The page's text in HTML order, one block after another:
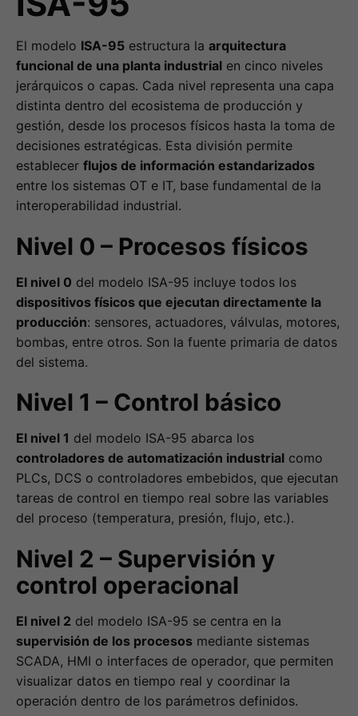
El modelo ISA-95 estructura la arquitectura
funcional de una planta industrial en cinco niveles
jerárquicos o capas. Cada nivel representa una capa
distinta dentro del ecosistema de producción y
gestión, desde los procesos físicos hasta la toma de
decisiones estratégicas. Esta división permite
establecer flujos de información estandarizados
entre los sistemas OT e IT, base fundamental de la
interoperabilidad industrial.
Nivel 0 – Procesos físicos
El nivel 0 del modelo ISA-95 incluye todos los
dispositivos físicos que ejecutan directamente la
producción: sensores, actuadores, válvulas, motores,
bombas, entre otros. Son la fuente primaria de datos
del sistema.
Nivel 1 – Control básico
El nivel 1 del modelo ISA-95 abarca los
controladores de automatización industrial como
PLCs, DCS o controladores embebidos, que ejecutan
tareas de control en tiempo real sobre las variables
del proceso (temperatura, presión, flujo, etc.).
Nivel 2 – Supervisión y
control operacional
El nivel 2 del modelo ISA-95 se centra en la
supervisión de los procesos mediante sistemas
SCADA, HMI o interfaces de operador, que permiten
visualizar datos en tiempo real y coordinar la
operación dentro de los parámetros definidos.